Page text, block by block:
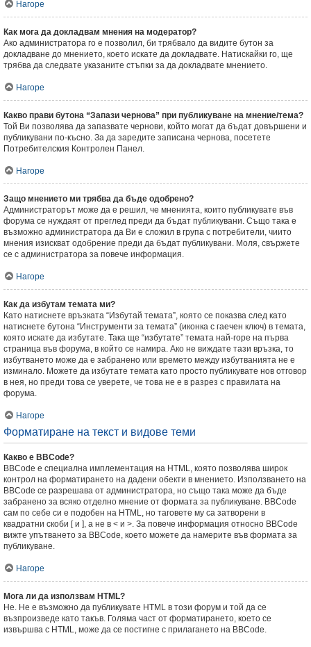
Нагоре
Как мога да докладвам мнения на модератор?
Ако администратора го е позволил, би трябвало да видите бутон за
докладване до мнението, което искате да докладвате. Натискайки го, ще
трябва да следвате указаните стъпки за да докладвате мнението.
Нагоре
Какво прави бутона “Запази чернова” при публикуване на мнение/тема?
Той Ви позволява да запазвате чернови, който могат да бъдат довършени и
публикувани по-късно. За да заредите записана чернова, посетете
Потребителския Контролен Панел.
Нагоре
Защо мнението ми трябва да бъде одобрено?
Администраторът може да е решил, че мненията, които публикувате във
форума се нуждаят от преглед преди да бъдат публикувани. Също така е
възможно администратора да Ви е сложил в група с потребители, чиито
мнения изискват одобрение преди да бъдат публикувани. Моля, свържете
се с администратора за повече информация.
Нагоре
Как да избутам темата ми?
Като натиснете връзката “Избутай темата”, която се показва след като
натиснете бутона “Инструменти за темата” (иконка с гаечен ключ) в темата,
която искате да избутате. Така ще “избутате” темата най-горе на първа
страница във форума, в който се намира. Ако не виждате тази връзка, то
избутването може да е забранено или времето между избутванията не е
изминало. Можете да избутате темата като просто публикувате нов отговор
в нея, но преди това се уверете, че това не е в разрез с правилата на
форума.
Нагоре
Форматиране на текст и видове теми
Какво е BBCode?
BBCode е специална имплементация на HTML, която позволява широк
контрол на форматирането на дадени обекти в мнението. Използването на
BBCode се разрешава от администратора, но също така може да бъде
забранено за всяко отделно мнение от формата за публикуване. BBCode
сам по себе си е подобен на HTML, но таговете му са затворени в
квадратни скоби [ и ], а не в < и >. За повече информация относно BBCode
вижте упътването за BBCode, което можете да намерите във формата за
публикуване.
Нагоре
Мога ли да използвам HTML?
Не. Не е възможно да публикувате HTML в този форум и той да се
възпроизведе като такъв. Голяма част от форматирането, което се
извършва с HTML, може да се постигне с прилагането на BBCode.